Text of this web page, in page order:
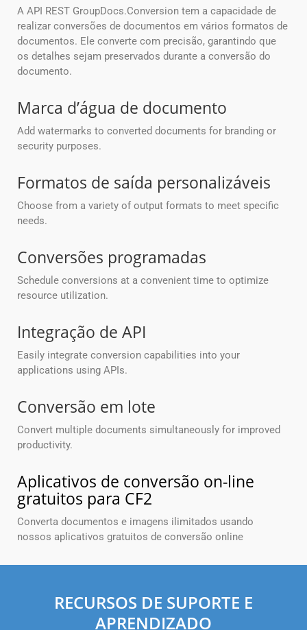
A API REST GroupDocs.Conversion tem a capacidade de
realizar conversões de documentos em vários formatos de
documentos. Ele converte com precisão, garantindo que
os detalhes sejam preservados durante a conversão do
documento.
Marca d’água de documento
Add watermarks to converted documents for branding or
security purposes.
Formatos de saída personalizáveis
Choose from a variety of output formats to meet specific
needs.
Conversões programadas
Schedule conversions at a convenient time to optimize
resource utilization.
Integração de API
Easily integrate conversion capabilities into your
applications using APIs.
Conversão em lote
Convert multiple documents simultaneously for improved
productivity.
Aplicativos de conversão on-line
gratuitos para CF2
Converta documentos e imagens ilimitados usando
nossos aplicativos gratuitos de conversão online
RECURSOS DE SUPORTE E
APRENDIZADO